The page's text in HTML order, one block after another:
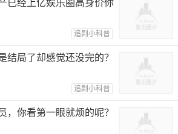
已经上亿娱乐圈高身价你
追剧小科普
结局了却感觉还没完的？
追剧小科普
，你看第一眼就烦的呢？